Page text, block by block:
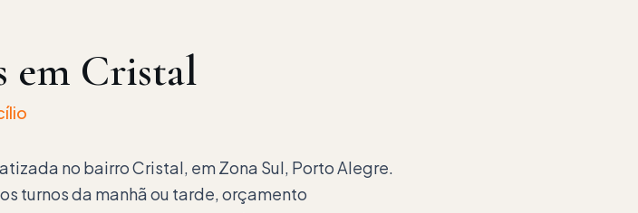
em Cristal
no bairro Cristal, em Zona Sul, Porto Alegre.
turnos da manhã ou tarde, orçamento